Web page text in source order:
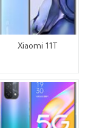
Xiaomi 11T